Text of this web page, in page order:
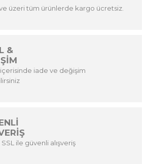
üzeri tüm ürünlerde kargo ücretsiz.
&
içerisinde iade ve değişim
ile güvenli alışveriş